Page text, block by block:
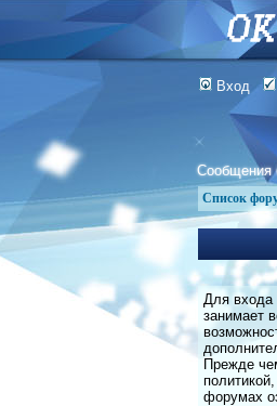
Вход
Сообщения
Список
Для входа
занимает
Прежде
форумах